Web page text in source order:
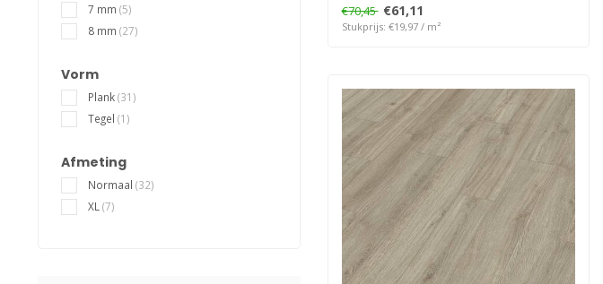
7 mm (5)
8 mm (27)
Vorm
Plank(31)
Tegel (1)
Afmeting
Normaal (32)
XL (7)
€70,45 €61,11
Stukprijs: €19,97 / m²